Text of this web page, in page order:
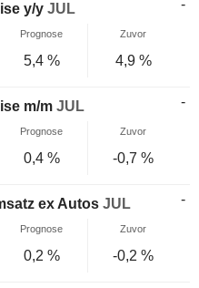
y/y JUL -
Prognose Zuvor
5,4 % 4,9 %
m/m JUL -
Prognose Zuvor
0,4 % -0,7 %
ex Autos JUL -
Prognose Zuvor
0,2 % -0,2 %